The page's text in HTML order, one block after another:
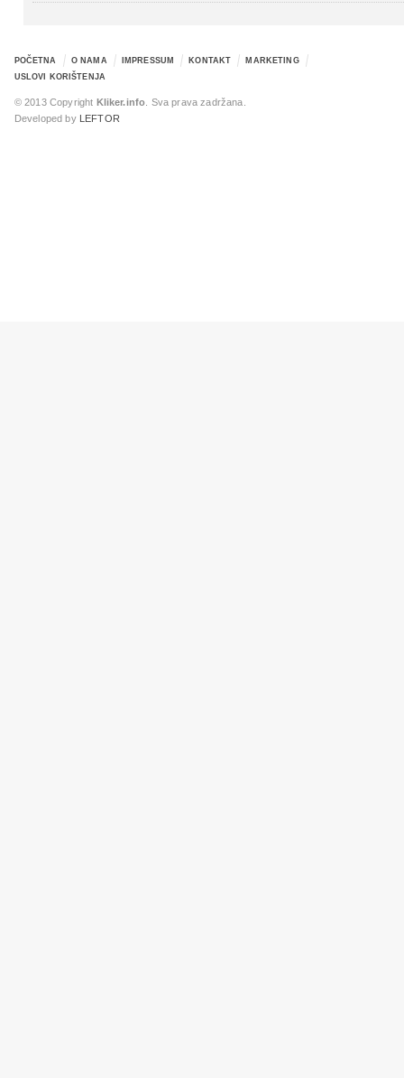
POČETNA O NAMA IMPRESSUM KONTAKT
MARKETING
USLOVI KORIŠTENJA
© 2013 Copyright Kliker.info . Sva prava zadržana.
Developed by
LEFTOR